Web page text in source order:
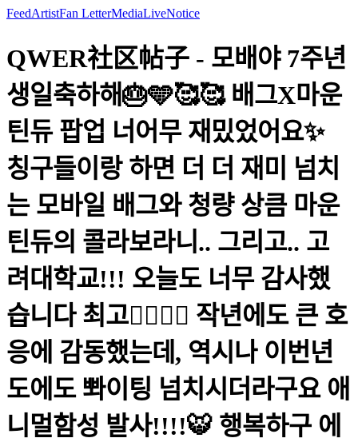
FeedArtistFan LetterMediaLiveNotice
QWER社区帖子 - 모배야 7주년
생일축하해🎂🩵🥰🥰 배그X마운
틴듀 팝업 너어무 재밌었어요✨
칭구들이랑 하면 더 더 재미 넘치
는 모바일 배그와 청량 상큼 마운
틴듀의 콜라보라니.. 그리고.. 고
려대학교!!! 오늘도 너무 감사했
습니다 최고❤️‍🔥❤️‍🔥 작년에도 큰 호
응에 감동했는데, 역시나 이번년
도에도 뽜이팅 넘치시더라구요 애
니멀함성 발사!!!!🐯 행복하구 에